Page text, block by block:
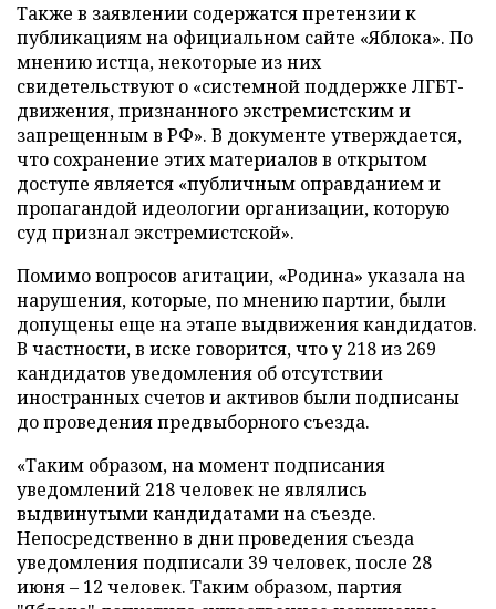
Также в заявлении содержатся претензии к
публикациям на официальном сайте «Яблока». По
мнению истца, некоторые из них
свидетельствуют о «системной поддержке ЛГБТ-
движения, признанного экстремистским и
запрещенным в РФ». В документе утверждается,
что сохранение этих материалов в открытом
доступе является «публичным оправданием и
пропагандой идеологии организации, которую
суд признал экстремистской».
Помимо вопросов агитации, «Родина» указала на
нарушения, которые, по мнению партии, были
допущены еще на этапе выдвижения кандидатов.
В частности, в иске говорится, что у 218 из 269
кандидатов уведомления об отсутствии
иностранных счетов и активов были подписаны
до проведения предвыборного съезда.
«Таким образом, на момент подписания
уведомлений 218 человек не являлись
выдвинутыми кандидатами на съезде.
Непосредственно в дни проведения съезда
уведомления подписали 39 человек, после 28
июня – 12 человек. Таким образом, партия